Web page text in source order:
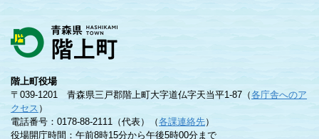
階上町役場
〒039-1201 青森県三戸郡階上町大字道仏字天当平1-87（各庁舎へのア
クセス ）
電話番号：0178-88-2111（代表）（各課連絡先）
役場開庁時間：午前8時15分から午後5時00分まで